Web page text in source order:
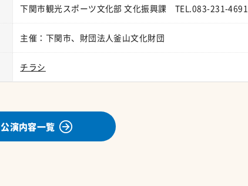
下関市観光スポーツ文化部 文化振興課 TEL.083-231-4691
主催：下関市、財団法人釜山文化財団
チラシ
公演内容一覧